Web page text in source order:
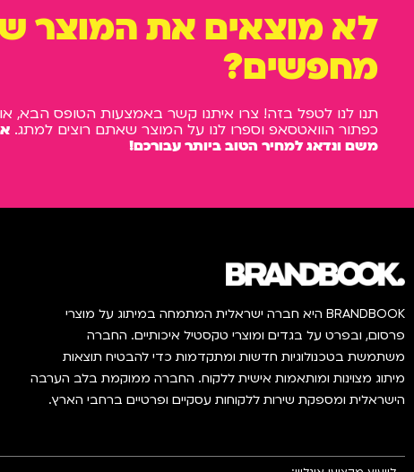
לא מוצאים את המוצר
מחפשים?
תנו לנו לטפל בזה! צרו איתנו קשר באמצעות הטופס הבא,
כפתור הוואטסאפ וספרו לנו על המוצר שאתם רוצים למתג.
משם ונדאג למחיר הטוב ביותר עבורכם!
BRANDBOOK היא חברה ישראלית המתמחה במיתוג על מוצרי
פרסום, ובפרט על בגדים ומוצרי טקסטיל איכותיים. החברה
משתמשת בטכנולוגיות חדשות ומתקדמות כדי להבטיח תוצאות
מיתוג מצוינות ומותאמות אישית ללקוח. החברה ממוקמת בלב הערבה
הישראלית ומספקת שירות ללקוחות עסקיים ופרטיים ברחבי הארץ.